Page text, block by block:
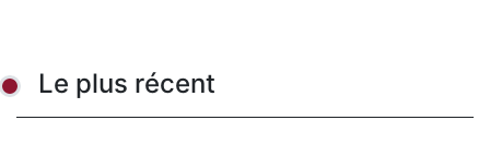
Le plus récent